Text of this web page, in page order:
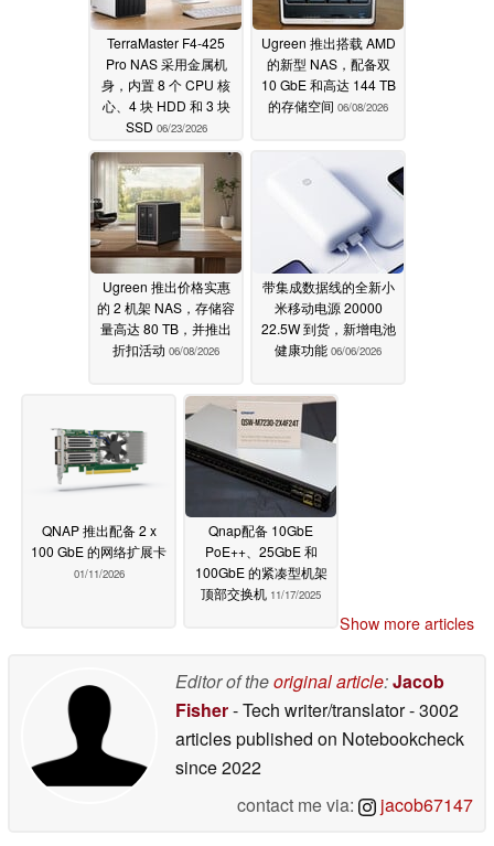
TerraMaster F4-425
Pro NAS 采用金属机
身，内置 8 个 CPU 核
心、4 块 HDD 和 3 块
SSD 06/23/2026
Ugreen 推出搭载 AMD
的新型 NAS，配备双
10 GbE 和高达 144 TB
的存储空间 06/08/2026
Ugreen 推出价格实惠
的 2 机架 NAS，存储容
量高达 80 TB，并推出
折扣活动 06/08/2026
带集成数据线的全新小
米移动电源 20000
22.5W 到货，新增电池
健康功能 06/06/2026
QNAP 推出配备 2 x
100 GbE 的网络扩展卡
01/11/2026
Qnap配备 10GbE
PoE++、25GbE 和
100GbE 的紧凑型机架
顶部交换机 11/17/2025
Show more articles
Editor of theoriginal article:Jacob
Fisher- Tech writer/translator- 3002
articles published on Notebookcheck
since 2022
contact me via:
jacob67147